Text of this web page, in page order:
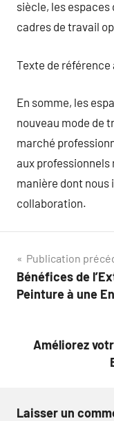
siècle, les
cadres de travail
Texte de référence
En somme, les
nouveau mode de
marché
aux
manière dont nous
collaboration.
Navigation
de
Publication
Bénéfices de
Peinture à une
Améliorez
Laisser un